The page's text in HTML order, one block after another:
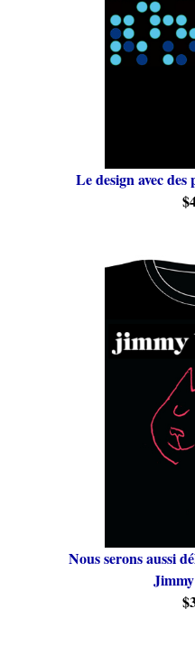
Le design avec
Nous serons aussi